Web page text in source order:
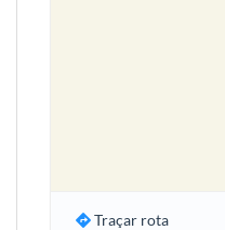
Traçar rota